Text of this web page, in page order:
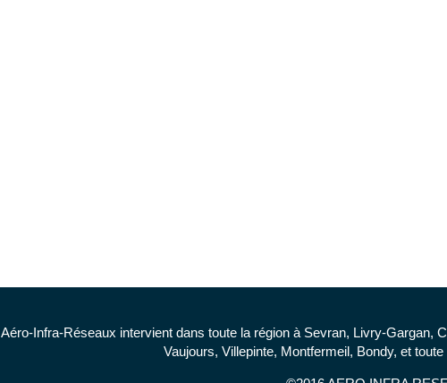
Aéro-Infra-Réseaux intervient dans toute la région à Sevran, Livry-
Vaujours, Villepinte, Montfermeil, Bondy, et